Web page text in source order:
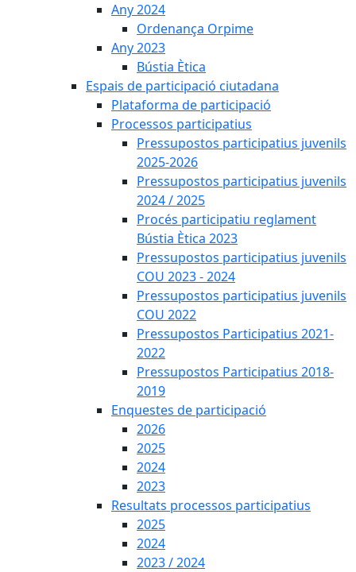
Any 2024
Ordenança Orpime
Any 2023
Bústia Ètica
Espais de participació ciutadana
Plataforma de participació
Processos participatius
Pressupostos participatius juvenils
2025-2026
Pressupostos participatius juvenils
2024 / 2025
Procés participatiu reglament
Bústia Ètica 2023
Pressupostos participatius juvenils
COU 2023 - 2024
Pressupostos participatius juvenils
COU 2022
Pressupostos Participatius 2021-
2022
Pressupostos Participatius 2018-
2019
Enquestes de participació
2026
2025
2024
2023
Resultats processos participatius
2025
2024
2023 / 2024